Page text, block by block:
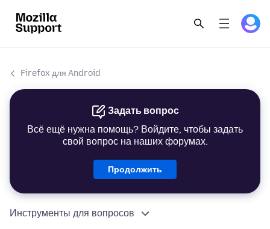
Firefox для Android
Задать вопрос
Всё ещё нужна помощь? Войдите, чтобы задать
свой вопрос на наших форумах.
Продолжить
Инструменты для вопросов